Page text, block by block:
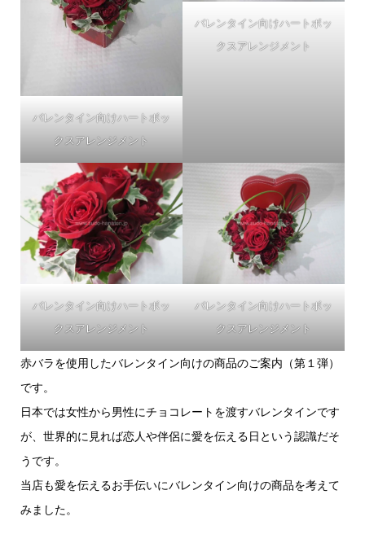
バレンタイン向けハートボッ
クスアレンジメント
バレンタイン向けハートボッ
クスアレンジメント
バレンタイン向けハートボッ
クスアレンジメント
バレンタイン向けハートボッ
クスアレンジメント
赤バラを使用したバレンタイン向けの商品のご案内（第１弾）
です。
日本では女性から男性にチョコレートを渡すバレンタインです
が、世界的に見れば恋人や伴侶に愛を伝える日という認識だそ
うです。
当店も愛を伝えるお手伝いにバレンタイン向けの商品を考えて
みました。